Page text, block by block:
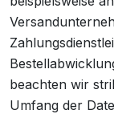
beachten wir
Umfang der